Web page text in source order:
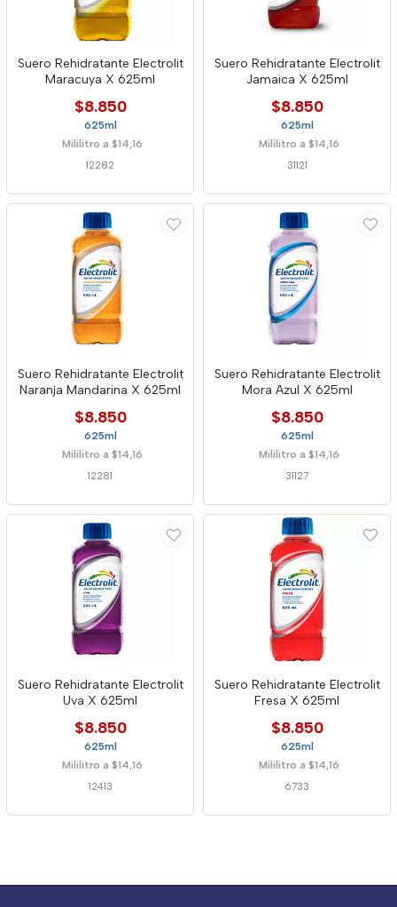
Suero Rehidratante Electrolit
Maracuya X 625ml
$8.850
625ml
Mililitro a $14,16
12282
Suero Rehidratante Electrolit
Jamaica X 625ml
$8.850
625ml
Mililitro a $14,16
31121
Suero Rehidratante Electrolit
Naranja Mandarina X 625ml
$8.850
625ml
Mililitro a $14,16
12281
Suero Rehidratante Electrolit
Mora Azul X 625ml
$8.850
625ml
Mililitro a $14,16
31127
Suero Rehidratante Electrolit
Uva X 625ml
$8.850
625ml
Mililitro a $14,16
12413
Suero Rehidratante Electrolit
Fresa X 625ml
$8.850
625ml
Mililitro a $14,16
6733